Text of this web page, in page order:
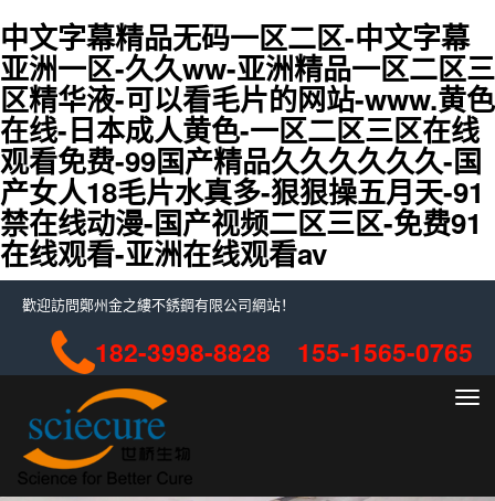
中文字幕精品无码一区二区-中文字幕
亚洲一区-久久ww-亚洲精品一区二区三
区精华液-可以看毛片的网站-www.黄色
在线-日本成人黄色-一区二区三区在线
观看免费-99国产精品久久久久久久-国
产女人18毛片水真多-狠狠操五月天-91
禁在线动漫-国产视频二区三区-免费91
在线观看-亚洲在线观看av
歡迎訪問鄭州金之縷不銹鋼有限公司網站！
182-3998-8828 155-1565-0765
切